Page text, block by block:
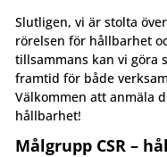
Slutligen, vi är stolta
rörelsen för hållbarhet
tillsammans kan vi göra
framtid för både
Välkommen att anmäla
hållbarhet!
Målgrupp CSR –